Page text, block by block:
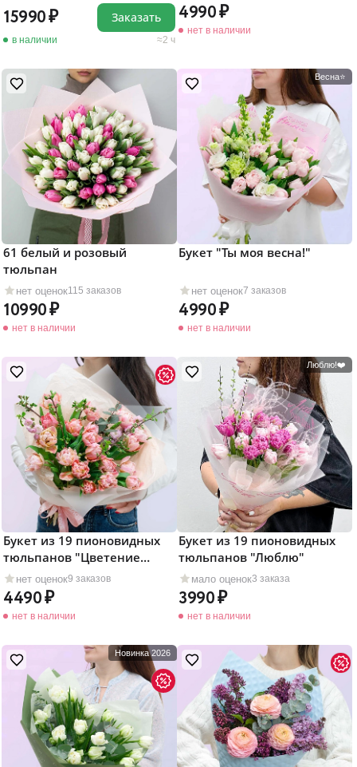
15990
в наличии 2 ч
Заказать 4990
нет в наличии
нет оценок115 заказов
61 белый и розовый
тюльпан
10990
нет в наличии
Весна⭐
нет оценок7 заказов
Букет "Ты моя весна!"
4990
нет в наличии
нет оценок9 заказов
Букет из 19 пионовидных
тюльпанов "Цветение
весны"
4490
нет в наличии
Люблю!❤️
мало оценок3 заказа
Букет из 19 пионовидных
тюльпанов "Люблю"
3990
нет в наличии
Новинка 2026